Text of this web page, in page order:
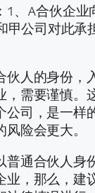
1、A合伙企业
甲公司对此承
伙人的身份，
需要谨慎。
公司，是一样
险会更大。
普通合伙人身
业，那么，建